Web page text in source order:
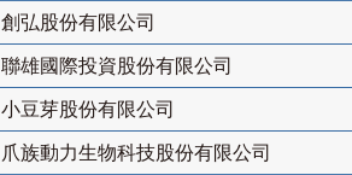
創弘股份有限公司
聯雄國際投資股份有限公司
小豆芽股份有限公司
爪族動力生物科技股份有限公司